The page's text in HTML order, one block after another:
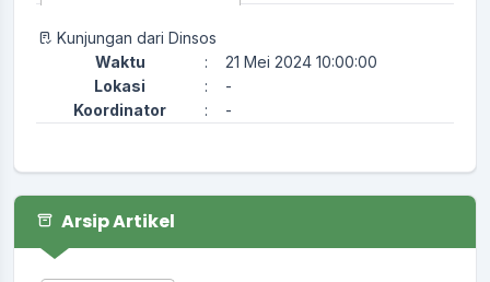
Kunjungan dari Dinsos
Waktu
:
21 Mei 2024 10:00:00
Lokasi
:
-
Koordinator
: -
Arsip Artikel